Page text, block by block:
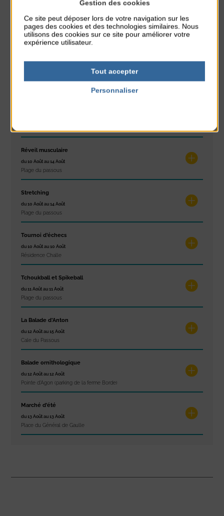
Glisse & Environnement
du 9 Août au 9 Août
Place du Général de Gaulle
Réveil musculaire
du 10 Août au 14 Août
Plage du passous
Stretching
du 10 Août au 14 Août
Plage du passous
Tournoi d’échecs
du 10 Août au 10 Août
Résidence Challe
Tchoukball et Spikeball
du 11 Août au 11 Août
Plage du passous
La Balade d’Anton
du 12 Août au 15 Août
Cale du Passous
Balade ornithologique
du 12 Août au 12 Août
Pointe d'Agon (parking de la ferme Borde)
Marché d’été
du 13 Août au 13 Août
Place du Général de Gaulle
Gestion des cookies
Ce site peut déposer lors de votre navigation sur les
pages des cookies et des technologies similaires. Nous
utilisons des cookies sur ce site pour améliorer votre
expérience utilisateur.
Tout accepter
Personnaliser